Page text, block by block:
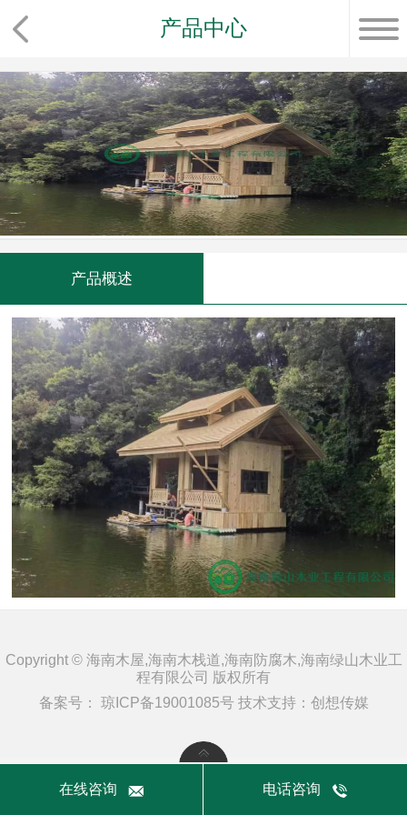
产品中心
产品概述
Copyright © 海南木屋,海南木栈道,海南防腐木,海南绿山木业工
程有限公司 版权所有
备案号：
琼ICP备19001085号技术支持： 创想传媒
在线咨询 电话咨询